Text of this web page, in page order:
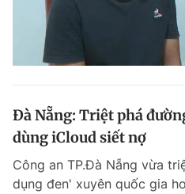
Đà Nẵng: Triệt phá
dùng iCloud siết nợ
Công an TP.Đà Nẵng vừa
dụng đen' xuyên quốc gia